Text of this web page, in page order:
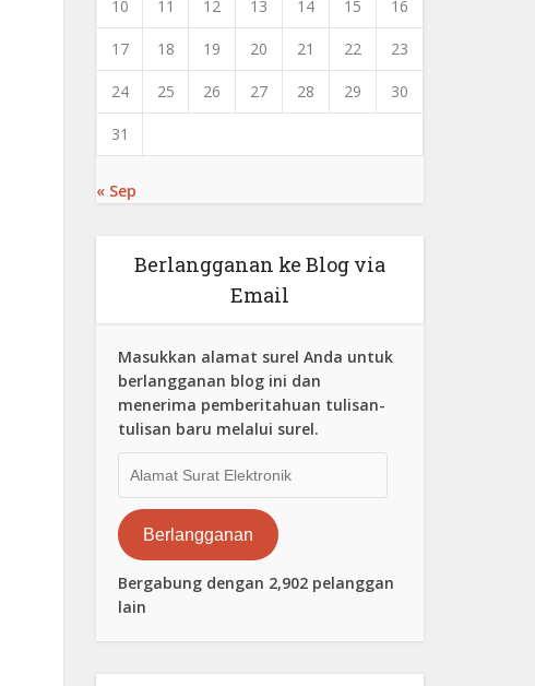
10 11 12 13 14 15 16
17 18 19 20 21 22 23
24 25 26 27 28 29 30
31
« Sep
Berlangganan ke Blog via
Email
Masukkan alamat surel Anda untuk
berlangganan blog ini dan
menerima pemberitahuan tulisan-
tulisan baru melalui surel.
Surat
Elektronik
Berlangganan
Bergabung dengan 2,902 pelanggan
lain